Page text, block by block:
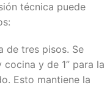
técnica puede
de tres pisos. Se
y de 1” para la
Esto mantiene la